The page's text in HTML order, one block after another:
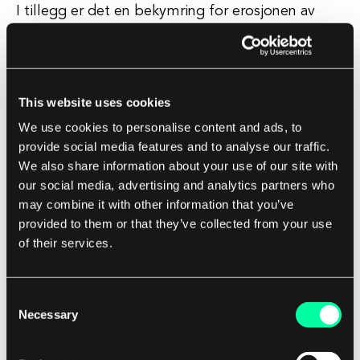
This website uses cookies
We use cookies to personalise content and ads, to
provide social media features and to analyse our traffic.
We also share information about your use of our site with
our social media, advertising and analytics partners who
may combine it with other information that you’ve
provided to them or that they’ve collected from your use
of their services.
Selection
Necessary
I tillegg er det en bekymring for erosjonen av
personvernsrettigheter i konteksten av prediktiv
politiføring. Bruken av AI-algoritmer for å
medier, og andre kilder kan reise alvorlige
personvernbekymringer, ettersom individer kan
bli utsatt for økt overvåkning og granskning uten
deres viten eller samtykke. Dette kan ha en
hemmende effekt på ytringsfrihet og
assosiasjon, ettersom folk kan være motvillige til
å uttrykke seg eller delta i visse aktiviteter av
systemene for prediktiv politiføring.
I lys av disse etiske bekymringene er det
essensielt for beslutningstakere, politietater, og